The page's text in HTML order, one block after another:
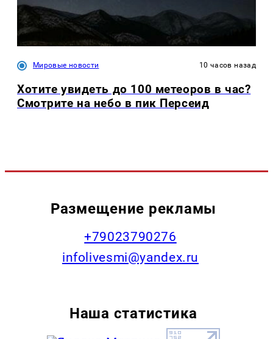
Мировые новости 10 часов назад
Хотите увидеть до 100 метеоров в час?
Смотрите на небо в пик Персеид
Размещение рекламы
+79023790276
infolivesmi@yandex.ru
Наша статистика